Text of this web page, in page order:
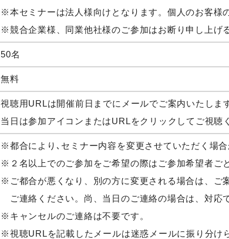
※本セミナーは法人様向けとなります。個人のお客様
※競合企業様、同業他社様のご参加はお断り申し上げ
50名
無料
視聴用URLは開催前日までにメールでご案内いたしま
当日は参加アイコンまたはURLをクリックしてご視聴
※都合により､セミナー内容を変更させていただく場合
※２名以上でのご参加をご希望の際はご参加希望者ご
※ご都合が悪くなり、別の方に変更される場合は、ご
ご連絡ください。尚、当日のご連絡の場合は、対応
※キャンセルのご連絡は不要です。
※視聴URLを記載したメールは迷惑メールに振り分け